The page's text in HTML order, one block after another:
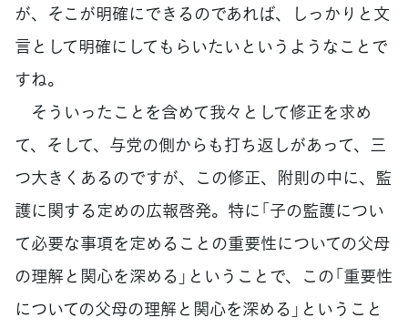
が、そこが明確にできるのであれば、しっかりと文
言として明確にしてもらいたいというようなことで
すね。
そういったことを含めて我々として修正を求め
て、そして、与党の側からも打ち返しがあって、三
つ大きくあるのですが、この修正、附則の中に、監
護に関する定めの広報啓発。特に「子の監護につい
て必要な事項を定めることの重要性についての父母
の理解と関心を深める」ということで、この「重要性
についての父母の理解と関心を深める」ということ